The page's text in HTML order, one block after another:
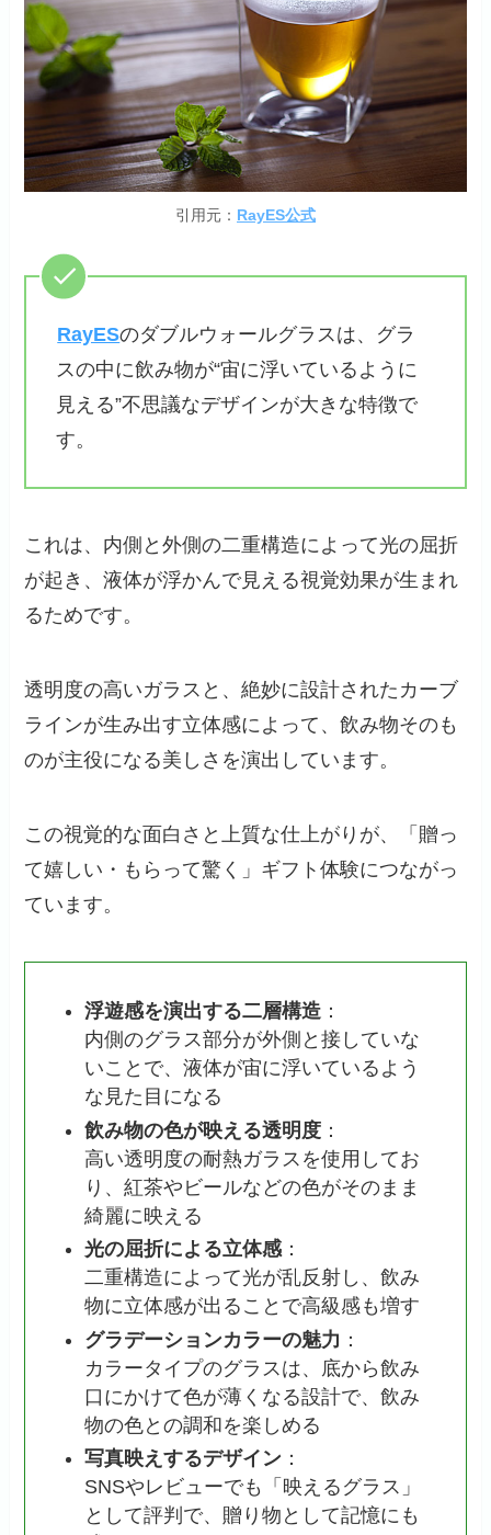
引用元： RayES公式
RayESのダブルウォールグラスは、グラ
スの中に飲み物が“宙に浮いているように
見える”不思議なデザインが大きな特徴で
す。
これは、内側と外側の二重構造によって光の屈折
が起き、液体が浮かんで見える視覚効果が生まれ
るためです。
透明度の高いガラスと、絶妙に設計されたカーブ
ラインが生み出す立体感によって、飲み物そのも
のが主役になる美しさを演出しています。
この視覚的な面白さと上質な仕上がりが、「贈っ
て嬉しい・もらって驚く」ギフト体験につながっ
ています。
浮遊感を演出する二層構造 ：
内側のグラス部分が外側と接していな
いことで、液体が宙に浮いているよう
な見た目になる
飲み物の色が映える透明度 ：
高い透明度の耐熱ガラスを使用してお
り、紅茶やビールなどの色がそのまま
綺麗に映える
光の屈折による立体感：
二重構造によって光が乱反射し、飲み
物に立体感が出ることで高級感も増す
グラデーションカラーの魅力 ：
カラータイプのグラスは、底から飲み
口にかけて色が薄くなる設計で、飲み
物の色との調和を楽しめる
写真映えするデザイン ：
SNSやレビューでも「映えるグラス」
として評判で、贈り物として記憶にも